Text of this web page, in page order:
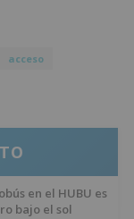
acceso
en el HUBU es
bajo el sol